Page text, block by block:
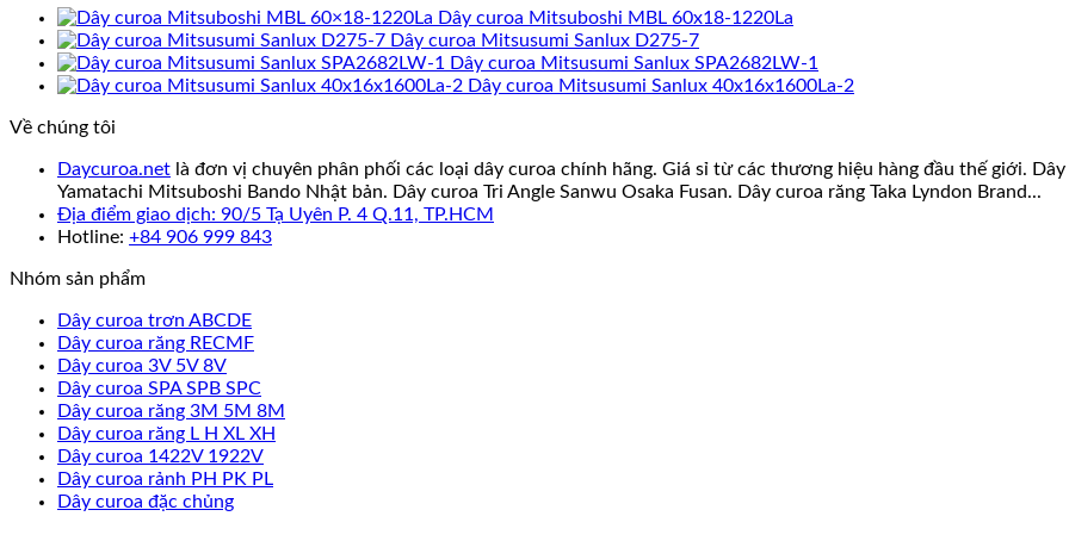
Dây curoa Mitsuboshi MBL 60x18-1220La
Dây curoa Mitsusumi Sanlux D275-7
Dây curoa Mitsusumi Sanlux SPA2682LW-1
Dây curoa Mitsusumi Sanlux 40x16x1600La-2
Về chúng tôi
Daycuroa.net là đơn vị chuyên phân phối các loại dây curoa chính hãng. Giá sỉ từ các thương hiệu hàng đầu thế giới.
Yamatachi Mitsuboshi Bando Nhật bản. Dây curoa Tri Angle Sanwu Osaka Fusan. Dây curoa răng Taka Lyndon Brand...
Địa điểm giao dịch: 90/5 Tạ Uyên P. 4 Q.11, TP.HCM
Hotline: +84 906 999 843
Nhóm sản phẩm
Dây curoa trơn ABCDE
Dây curoa răng RECMF
Dây curoa 3V 5V 8V
Dây curoa SPA SPB SPC
Dây curoa răng 3M 5M 8M
Dây curoa răng L H XL XH
Dây curoa 1422V 1922V
Dây curoa rảnh PH PK PL
Dây curoa đặc chủng